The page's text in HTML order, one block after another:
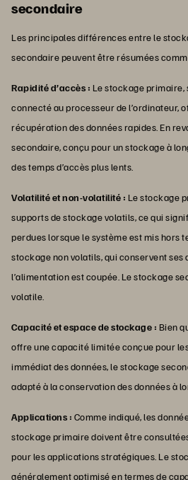
secondaire
Les principales différences entre le
secondaire peuvent être résumées
Rapidité d’accès : Le stockage
connecté au processeur de l’ordinateur,
récupération des données rapides. En
secondaire, conçu pour un stockage à
des temps d’accès plus lents.
Volatilité et non-volatilité : Le stockage
supports de stockage volatils, ce qui
perdues lorsque le système est mis hors
stockage non volatils, qui conservent ses
l’alimentation est coupée. Le stockage
volatile.
Capacité et espace de stockage : Bien
offre une capacité limitée conçue pour
immédiat des données, le stockage
adapté à la conservation des données à
Applications : Comme indiqué, les
stockage primaire doivent être
pour les applications stratégiques. Le
généralement optimisé en termes de